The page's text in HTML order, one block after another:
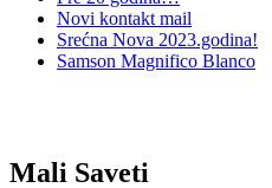
Novi kontakt mail
Srećna Nova 2023.godina!
Samson Magnifico Blanco
Mali Saveti